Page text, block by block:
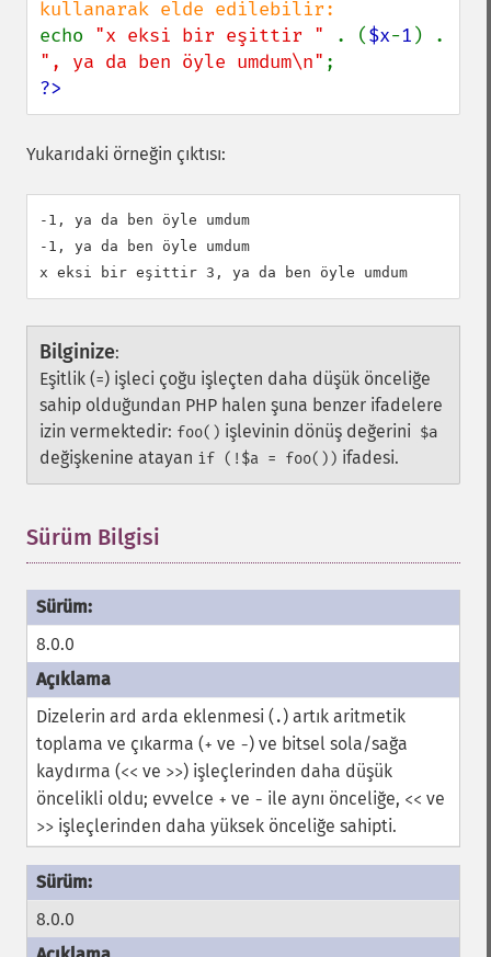
echo "x eksi bir eşittir " . ($x-1
", ya da ben öyle umdum\n"
?>
Yukarıdaki örneğin çıktısı:
-1, ya da ben öyle umdum
-1, ya da ben öyle umdum
Bilginize:
Eşitlik (=) işleci çoğu işleçten daha düşük önceliğe
sahip olduğundan PHP halen şuna benzer ifadelere
izin vermektedir: foo() işlevinin dönüş değerini $a
değişkenine atayan if (!$a = foo()) ifadesi.
Sürüm Bilgisi
8.0.0
Dizelerin ard arda eklenmesi (.) artık aritmetik
toplama ve çıkarma (+ ve -) ve bitsel sola/sağa
kaydırma (<< ve >>) işleçlerinden daha düşük
öncelikli oldu; evvelce + ve - ile aynı önceliğe, << ve
>> işleçlerinden daha yüksek önceliğe sahipti.
8.0.0